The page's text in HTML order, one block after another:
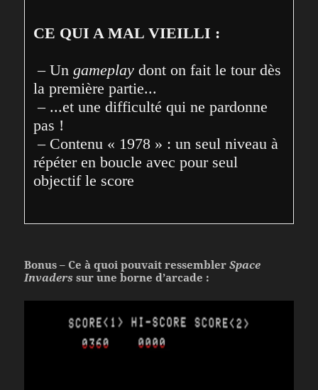
CE QUI A MAL VIEILLI :
– Un gameplay dont on fait le tour dès
la première partie...
– ...et une difficulté qui ne pardonne
pas !
– Contenu « 1978 » : un seul niveau à
répéter en boucle avec pour seul
objectif le score
Bonus – Ce à quoi pouvait ressemblerSpace
Invaders sur une borne d’arcade :